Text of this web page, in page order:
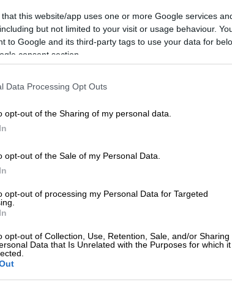
that this website/app uses one or more Google services
but not limited to your visit or usage behaviour.
to Google and its third-party tags to use your data for
consent section.
Data Processing Opt Outs
opt-out of the Sharing of my personal data.
opt-out of the Sale of my Personal Data.
opt-out of processing my Personal Data for Targeted
opt-out of Collection, Use, Retention, Sale, and/or Sharing
Data that Is Unrelated with the Purposes for which it